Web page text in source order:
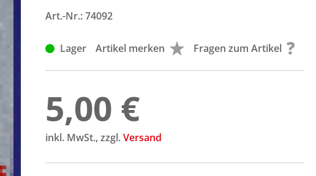
Art.-Nr.:74092
Lager Artikel merken Fragen zum Artikel
5,00 €
inkl. MwSt., zzgl.Versand